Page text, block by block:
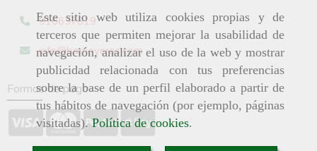
Este sitio web utiliza cookies propias y de
terceros que permiten mejorar la usabilidad de
navegación, analizar el uso de la web y mostrar
publicidad relacionada con tus preferencias
sobre la base de un perfil elaborado a partir de
tus hábitos de navegación (por ejemplo, páginas
visitadas).Política de cookies.
916637819
info barijoyeros.com
Formas de pago